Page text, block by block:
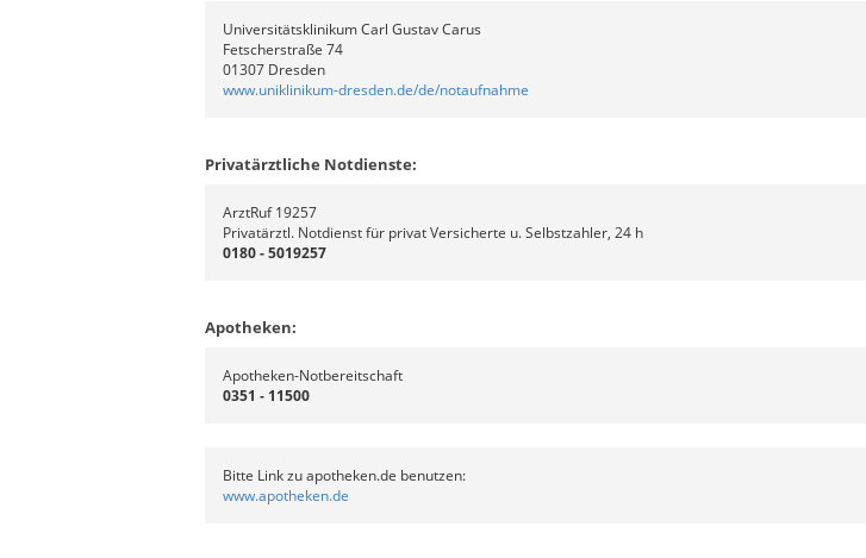
Universitätsklinikum Carl Gustav Carus
Fetscherstraße 74
01307 Dresden
www.uniklinikum-dresden.de/de/notaufnahme
Privatärztliche Notdienste:
ArztRuf 19257
Privatärztl. Notdienst für privat Versicherte u. Selbstzahler, 24 h
0180 - 5019257
Apotheken:
Apotheken-Notbereitschaft
0351 - 11500
Bitte Link zu apotheken.de benutzen:
www.apotheken.de